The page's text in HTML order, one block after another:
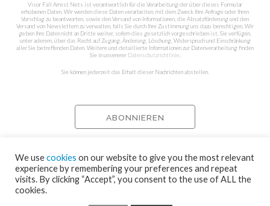
Visor Fall Arrest Nets ist verantwortlich für die Verarbeitung der über dieses Formular
erhobenen Daten. Wir werden diese Daten verarbeiten, mit dem Zweck Ihre Anfrage oder Ihren
Vorschlag zu beantworten, sowie den Versand von Informationen, die Absatzförderung und den
Versand von Newslettern zu verwalten, falls Sie durch Ihre Zustimmung uns dazu berechtigen. Wir
geben Ihre Daten nicht an Dritte weiter, sofern dies gesetzlich vorgeschrieben ist. Sie verfügen,
unter aderem, über das Recht auf Zugang, Änderung, Löschung, Widerspruch und Einschränkung
aller Sie betreffenden Daten. Weitere und detaillierte Informationen zur Datenverarbeitung finden
Sie in unsererer Datenschutzrichtlinie
Sie können jederzeit das Erhalt dieser Nachrichten abstellen.
We usecookies on our website to give you the most relevant
experience by remembering your preferences and repeat
visits. By clicking “Accept”, you consent to the use of ALL the
cookies.